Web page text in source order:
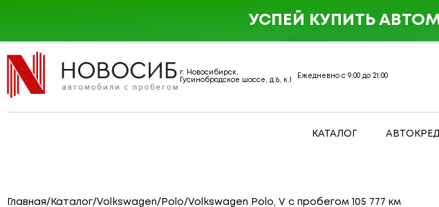
г. Новосибирск,
Гусинобродское шоссе, д.6, к.1
Ежедневно с 9:00 до 21:00
КАТАЛОГ
УСПЕЙ КУПИТЬ
Главная/ Каталог/Volkswagen/ Polo/Volkswagen Polo, V с пробегом 105 777 км